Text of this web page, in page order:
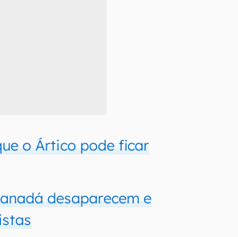
o Ártico pode ficar
desaparecem e